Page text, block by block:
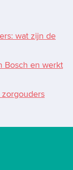
wat zijn de
Bosch en werkt